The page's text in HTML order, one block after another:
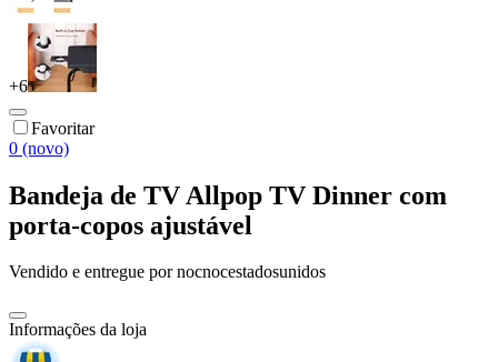
+6
Favoritar
0 (novo)
Bandeja de TV Allpop TV Dinner com
porta-copos ajustável
Vendido e entregue por nocnocestadosunidos
Informações da loja